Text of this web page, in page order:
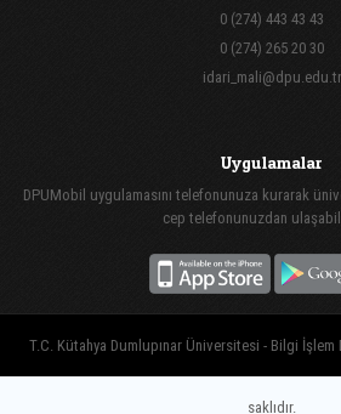
0 (274) 443 43 43
0 (274) 265 20 30
idari_mali@dpu.edu.tr
Uygulamalar
DPUMobil uygulamasını telefonunuza kurarak
cep telefonunuzdan
T.C. Kütahya Dumlupınar Üniversitesi - Bilgi İşlem
saklıdır.